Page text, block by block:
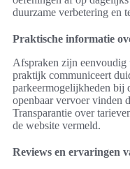
duurzame verbetering en
Praktische informatie
Afspraken zijn eenvoudig
praktijk communiceert
parkeermogelijkheden bij
openbaar vervoer vinden
Transparantie over
de website vermeld.
Reviews en ervaringen